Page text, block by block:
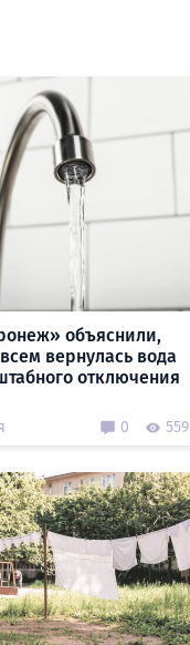
объяснили,
вернулась вода
отключения
0 559